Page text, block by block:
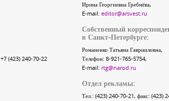
+7 (423) 240-70-22
Ирина Георгиевна Гребнёва,
E-mail: editor@arsvest.ru
Собственный
в Санкт-Петербурге:
Романенко Татьяна Гаврииловна,
Телефон: 8-921-765-5754,
E-mail: rtg@narod.ru
Отдел рекламы:
Тел.: (423) 240-70-21, факс: (423)